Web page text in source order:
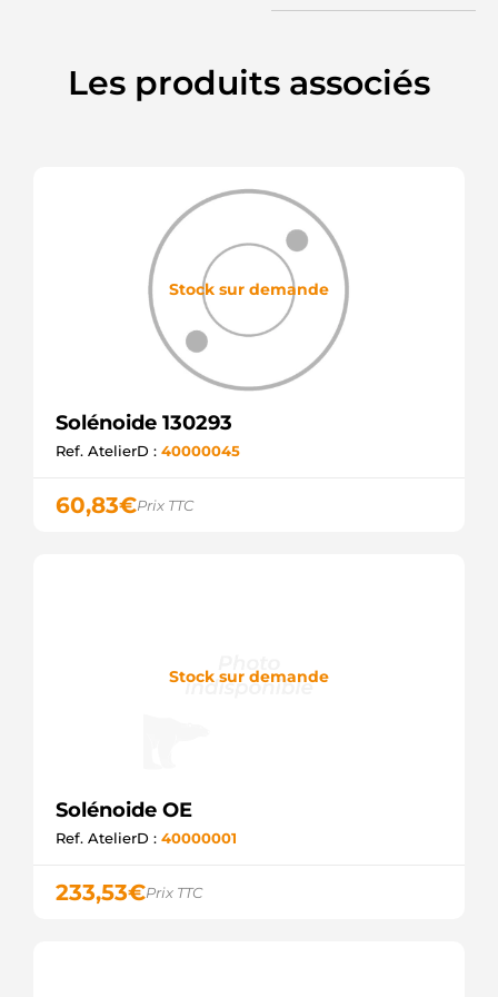
Les produits associés
Stock sur demande
Solénoide 130293
Ref. AtelierD : 40000045
60,83€Prix TTC
Stock sur demande
Solénoide OE
Ref. AtelierD : 40000001
233,53€Prix TTC